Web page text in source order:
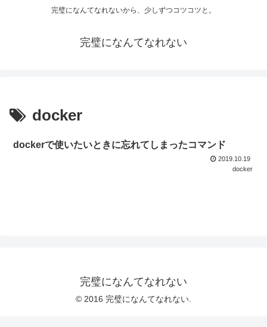
完璧になんてなれないから、少しずつコツコツと。
完璧になんてなれない
docker
dockerで使いたいときに忘れてしまったコマンド
2019.10.19
docker
完璧になんてなれない
© 2016 完璧になんてなれない.